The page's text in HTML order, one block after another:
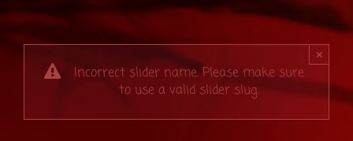
Incorrect slider name. Please make sure
to use a valid slider slug.
×